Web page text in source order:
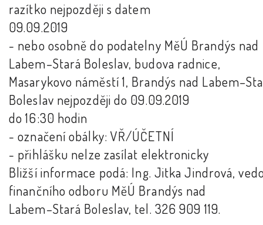
razítko nejpozději s datem
09.09.2019
- nebo osobně do podatelny MěÚ Brandýs nad
Labem–Stará Boleslav, budova radnice,
Masarykovo náměstí 1, Brandýs nad
Boleslav nejpozději do 09.09.2019
do 16:30 hodin
- označení obálky: VŘ/ÚČETNÍ
- přihlášku nelze zasílat elektronicky
Bližší informace podá: Ing. Jitka Jindrová,
finančního odboru MěÚ Brandýs nad
Labem–Stará Boleslav, tel. 326 909 119.